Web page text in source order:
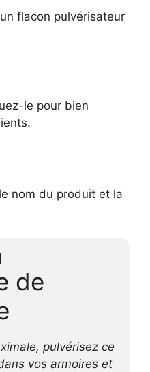
flacon pulvérisateur
le pour bien
nom du produit et la
de
pulvérisez ce
vos armoires et